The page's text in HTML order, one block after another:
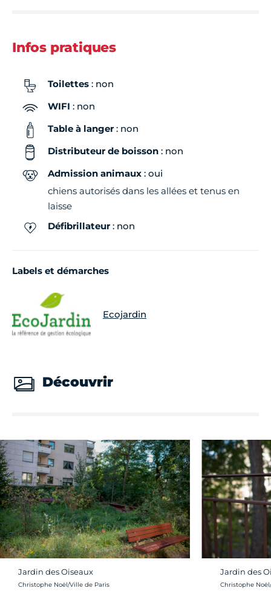
Infos pratiques
Toilettes : non
WIFI : non
Table à langer: non
Distributeur de boisson : non
Admission animaux : oui
chiens autorisés dans les allées et tenus en
laisse
Défibrillateur: non
Labels et démarches
Ecojardin
Découvrir
Jardin des Oiseaux
Crédit photo :
Christophe Noël/Ville de Paris
Jardin des
Crédit photo :
Christophe